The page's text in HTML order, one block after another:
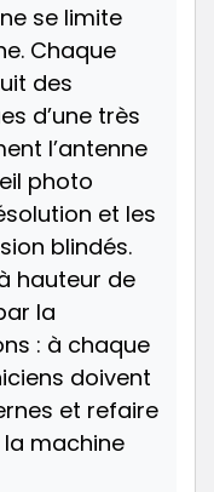
se limite
Chaque
des
d’une très
l’antenne
photo
et les
blindés.
hauteur de
la
: à chaque
doivent
et refaire
machine